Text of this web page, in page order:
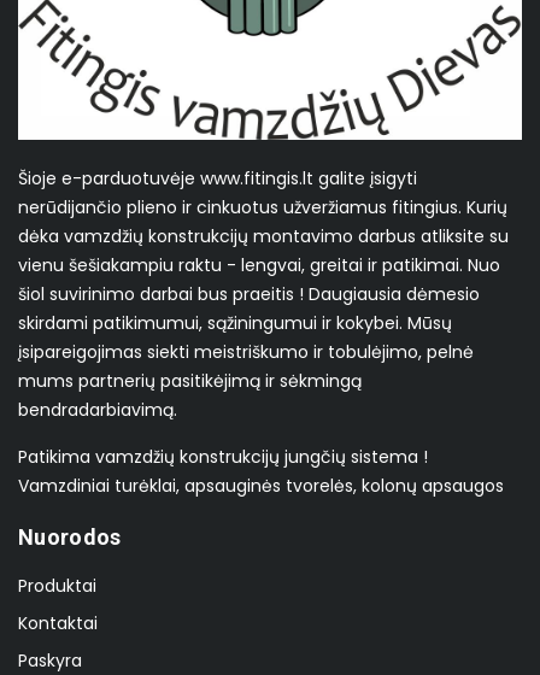
Šioje e-parduotuvėje www.fitingis.lt galite įsigyti
nerūdijančio plieno ir cinkuotus užveržiamus fitingius. Kurių
dėka vamzdžių konstrukcijų montavimo darbus atliksite su
vienu šešiakampiu raktu - lengvai, greitai ir patikimai. Nuo
šiol suvirinimo darbai bus praeitis ! Daugiausia dėmesio
skirdami patikimumui, sąžiningumui ir kokybei. Mūsų
įsipareigojimas siekti meistriškumo ir tobulėjimo, pelnė
mums partnerių pasitikėjimą ir sėkmingą
bendradarbiavimą.
Patikima vamzdžių konstrukcijų jungčių sistema !
Vamzdiniai turėklai, apsauginės tvorelės, kolonų apsaugos
Nuorodos
Produktai
Kontaktai
Paskyra